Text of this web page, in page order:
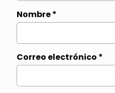
Nombre*
Correo electrónico *